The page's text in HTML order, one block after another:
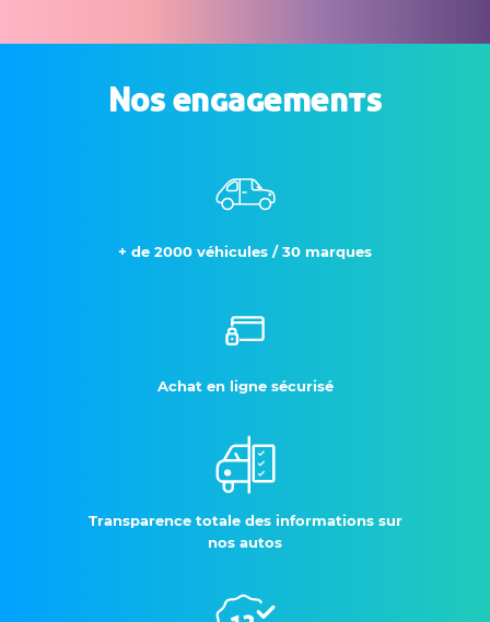
Nos engagements
+ de 2000 véhicules / 30 marques
Achat en ligne sécurisé
Transparence totale des informations sur
nos autos